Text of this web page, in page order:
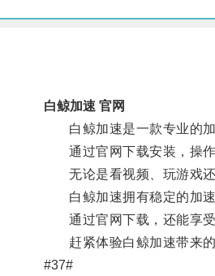
白鲸加速 官网
白鲸加速是一款专业的加
通过官网下载安装，操作
无论是看视频、玩游戏还
白鲸加速拥有稳定的加速
通过官网下载，还能享受
赶紧体验白鲸加速带来的
#37#